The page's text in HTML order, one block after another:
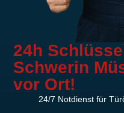
24h
Schwerin
vor Ort!
24/7 Notdienst für